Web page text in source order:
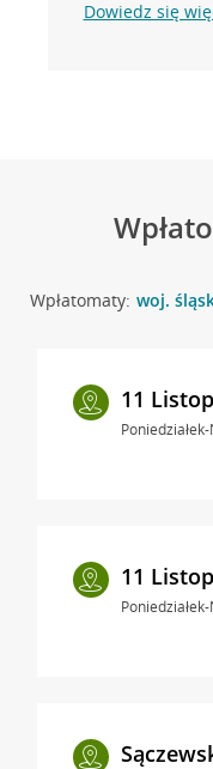
Dowiedz się
Wpłatomaty: woj.
11
11